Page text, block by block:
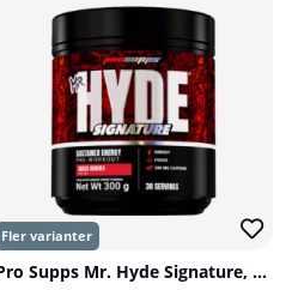
Pro Supps Mr. Hyde Signature, 30 serv.